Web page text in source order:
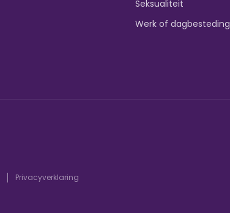
Seksualiteit
Werk of dagbesteding
Privacyverklaring